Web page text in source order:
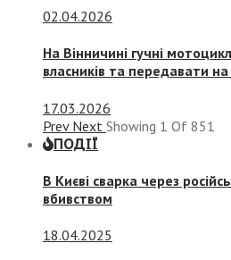
02.04.2026
На Вінничині гучні
власників та передавати
17.03.2026
Prev Next Showing 1 Of 851
ПОДІЇ
В Києві сварка через
вбивством
18.04.2025